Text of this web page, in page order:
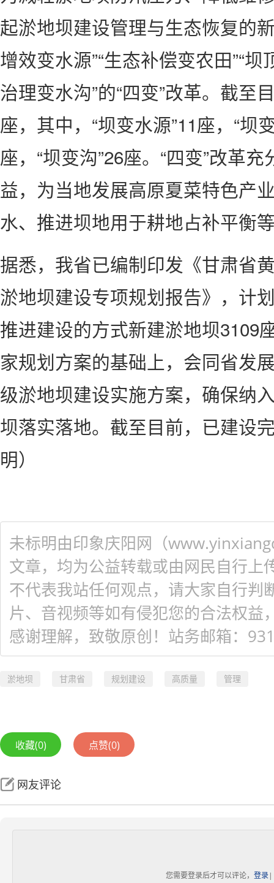
起淤地坝建设管理与生态恢复的
增效变水源”“生态补偿变农田”“坝
治理变水沟”的“四变”改革。截至
座，其中，“坝变水源”11座，“坝
座，“坝变沟”26座。“四变”改革
益，为当地发展高原夏菜特色产
水、推进坝地用于耕地占补平衡
据悉，我省已编制印发《甘肃省
淤地坝建设专项规划报告》，计
推进建设的方式新建淤地坝3109
家规划方案的基础上，会同省发
级淤地坝建设实施方案，确保纳
坝落实落地。截至目前，已建设
明）
未标明由印象庆阳网（
文章，均为公益转载或由网民自行上
不代表我站任何观点，请大家自行判
片、音视频等如有侵犯您的合法权益
感谢理解，致敬原创！站务邮箱：
淤地坝 甘肃省 规划建设 高质量 管理
收藏(0) 点赞(0)
网友评论
您需要登录后才可以评论， 登录|